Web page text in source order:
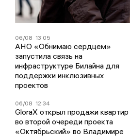
06/08 13:05
АНО «Обнимаю сердцем»
запустила связь на
инфраструктуре Билайна для
поддержки инклюзивных
проектов
06/08 12:34
GloraX открыл продажи квартир
во второй очереди проекта
«Октябрьский» во Владимире